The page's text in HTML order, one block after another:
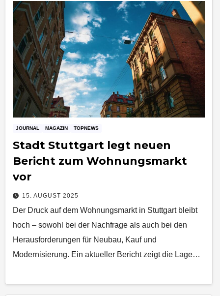
JOURNAL MAGAZIN TOPNEWS
Stadt Stuttgart legt neuen
Bericht zum Wohnungsmarkt
vor
15. AUGUST 2025
Der Druck auf dem Wohnungsmarkt in Stuttgart bleibt
hoch – sowohl bei der Nachfrage als auch bei den
Herausforderungen für Neubau, Kauf und
Modernisierung. Ein aktueller Bericht zeigt die Lage…